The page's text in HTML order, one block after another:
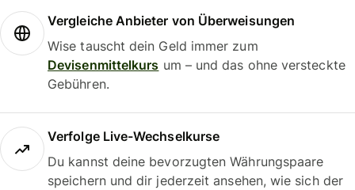
Vergleiche Anbieter von Überweisungen
Wise tauscht dein Geld immer zum
Devisenmittelkurs um – und das ohne versteckte
Gebühren.
Verfolge Live-Wechselkurse
Du kannst deine bevorzugten Währungspaare
speichern und dir jederzeit ansehen, wie sich der